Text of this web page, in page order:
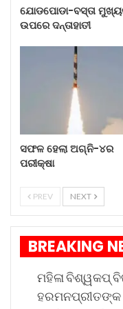
ଆହୁରି ପଢ଼ନ୍ତୁ...
Aug 7,
ସଫଳ
Aug 7,
ଯୋଡପୋଡା-ବସ୍ତା
ଉପରେ ଦନ୍ତାହାତୀ
ସଫଳ ହେଲା ଅଗ୍ନି-୪ର
ପରୀକ୍ଷା
PREV NEXT
BREAKING
ମହିଳା ବିଶ୍ୱକପ୍